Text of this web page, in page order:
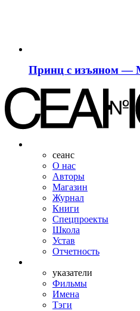
Принц с изъяном —
сеанс
О нас
Авторы
Магазин
Журнал
Книги
Спецпроекты
Школа
Устав
Отчетность
указатели
Фильмы
Имена
Тэги